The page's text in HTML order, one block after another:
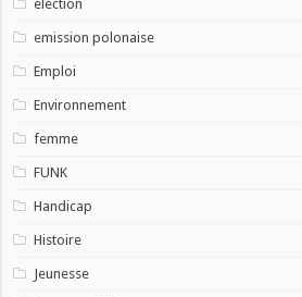
election
emission polonaise
Emploi
Environnement
femme
FUNK
Handicap
Histoire
Jeunesse